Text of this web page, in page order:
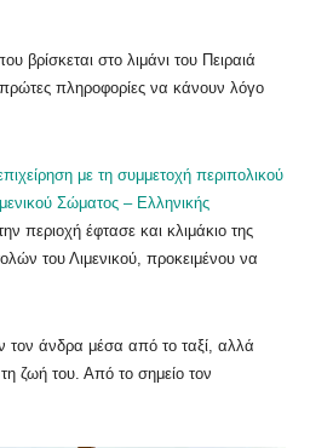
βρίσκεται στο λιμάνι του Πειραιά
πρώτες πληροφορίες να κάνουν λόγο
με τη συμμετοχή περιπολικού
Σώματος – Ελληνικής
περιοχή έφτασε και κλιμάκιο της
του Λιμενικού, προκειμένου να
τον άνδρα μέσα από το ταξί, αλλά
ζωή του. Από το σημείο τον